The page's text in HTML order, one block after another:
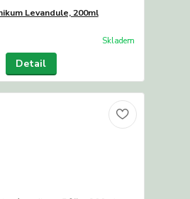
Levandule, 200ml
Skladem
Detail